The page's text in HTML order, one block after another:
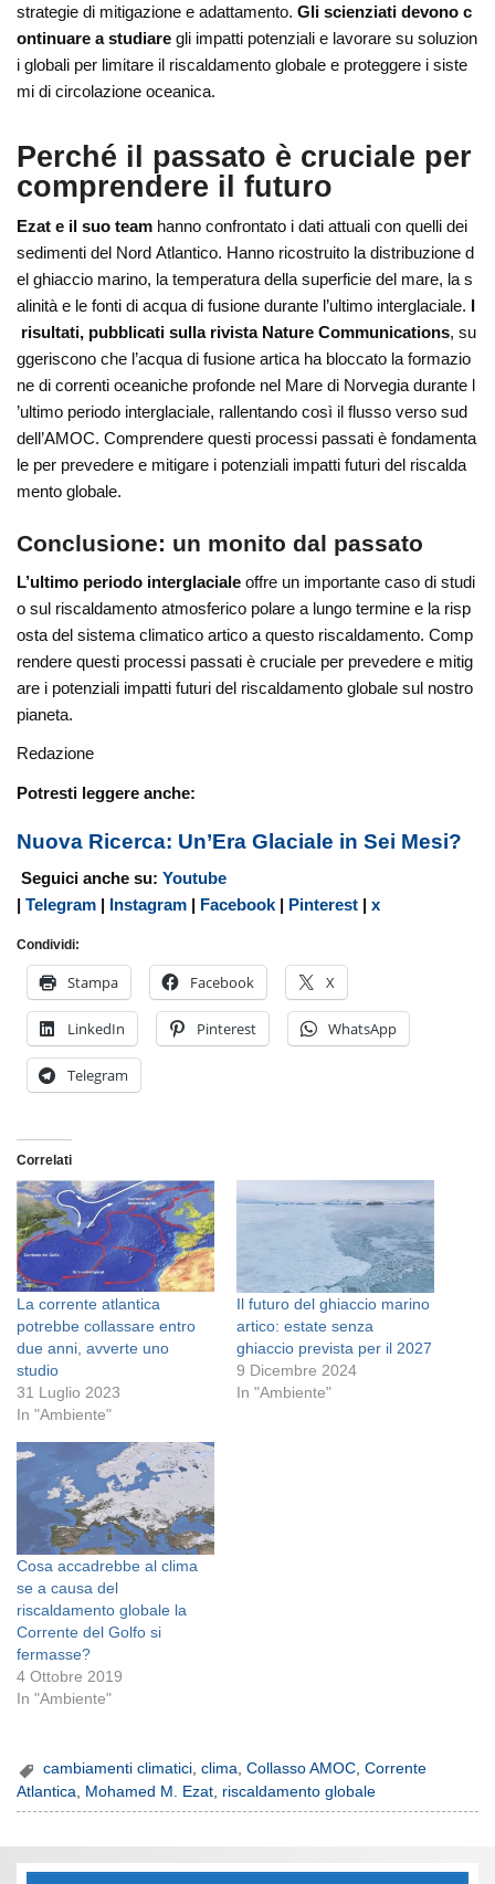
strategie di mitigazione e adattamento.Gli scienziati devono c
ontinuare a studiare gli impatti potenziali e lavorare su soluzion
i globali per limitare il riscaldamento globale e proteggere i siste
mi di circolazione oceanica.
Perché il passato è cruciale per
comprendere il futuro
Ezat e il suo team hanno confrontato i dati attuali con quelli dei
sedimenti del Nord Atlantico. Hanno ricostruito la distribuzione d
el ghiaccio marino, la temperatura della superficie del mare, la s
alinità e le fonti di acqua di fusione durante l’ultimo interglaciale. I
risultati, pubblicati sulla rivista Nature Communications, su
ggeriscono che l’acqua di fusione artica ha bloccato la formazio
ne di correnti oceaniche profonde nel Mare di Norvegia durante l
’ultimo periodo interglaciale, rallentando così il flusso verso sud
dell’AMOC. Comprendere questi processi passati è fondamenta
le per prevedere e mitigare i potenziali impatti futuri del riscalda
mento globale.
Conclusione: un monito dal passato
L’ultimo periodo interglaciale offre un importante caso di studi
o sul riscaldamento atmosferico polare a lungo termine e la risp
osta del sistema climatico artico a questo riscaldamento. Comp
rendere questi processi passati è cruciale per prevedere e mitig
are i potenziali impatti futuri del riscaldamento globale sul nostro
pianeta.
Redazione
Potresti leggere anche:
Nuova Ricerca: Un’Era Glaciale in Sei Mesi?
Seguici anche su:Youtube
|Telegram | Instagram | Facebook | Pinterest |x
Condividi:
Stampa Facebook X
LinkedIn Pinterest WhatsApp
Telegram
Correlati
La corrente atlantica
potrebbe collassare entro
due anni, avverte uno
studio
31 Luglio 2023
In "Ambiente"
Il futuro del ghiaccio marino
artico: estate senza
ghiaccio prevista per il 2027
9 Dicembre 2024
In "Ambiente"
Cosa accadrebbe al clima
se a causa del
riscaldamento globale la
Corrente del Golfo si
fermasse?
4 Ottobre 2019
In "Ambiente"
cambiamenti climatici,clima,Collasso AMOC,Corrente
Atlantica
Mohamed M. Ezat riscaldamento globale